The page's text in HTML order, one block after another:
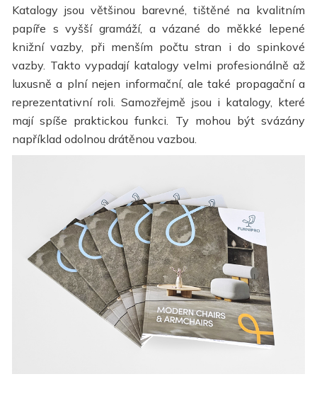
Katalogy jsou většinou barevné, tištěné na kvalitním
papíře s vyšší gramáží, a vázané do měkké lepené
knižní vazby, při menším počtu stran i do spinkové
vazby. Takto vypadají katalogy velmi profesionálně až
luxusně a plní nejen informační, ale také propagační a
reprezentativní roli. Samozřejmě jsou i katalogy, které
mají spíše praktickou funkci. Ty mohou být svázány
například odolnou drátěnou vazbou.